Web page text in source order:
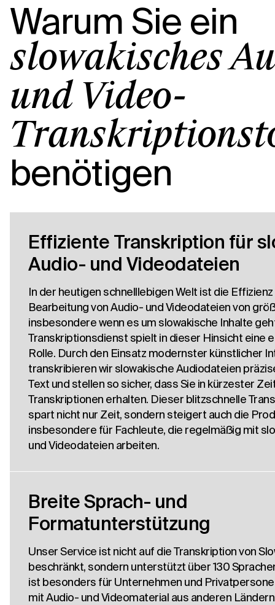
Warum Sie ein
slowakisches
und Video-
benötigen
Effiziente Transkription für
Audio- und Videodateien
In der heutigen schnelllebigen Welt ist die
Bearbeitung von Audio- und Videodateien von
insbesondere wenn es um slowakische Inhalte
Transkriptionsdienst spielt in dieser Hinsicht eine
Rolle. Durch den Einsatz modernster künstlicher
transkribieren wir slowakische Audiodateien
Text und stellen so sicher, dass Sie in kürzester
Transkriptionen erhalten. Dieser blitzschnelle
spart nicht nur Zeit, sondern steigert auch die
insbesondere für Fachleute, die regelmäßig mit
und Videodateien arbeiten.
Breite Sprach- und
Formatunterstützung
Unser Service ist nicht auf die Transkription von
beschränkt, sondern unterstützt über 130
ist besonders für Unternehmen und
mit Audio- und Videomaterial aus anderen